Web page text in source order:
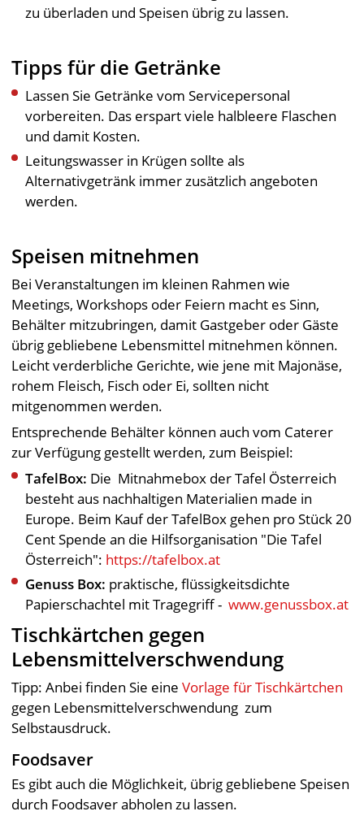
zu überladen und Speisen übrig zu lassen.
Tipps für die Getränke
Lassen Sie Getränke vom Servicepersonal
vorbereiten. Das erspart viele halbleere Flaschen
und damit Kosten.
Leitungswasser in Krügen sollte als
Alternativgetränk immer zusätzlich angeboten
werden.
Speisen mitnehmen
Bei Veranstaltungen im kleinen Rahmen wie
Meetings, Workshops oder Feiern macht es Sinn,
Behälter mitzubringen, damit Gastgeber oder Gäste
übrig gebliebene Lebensmittel mitnehmen können.
Leicht verderbliche Gerichte, wie jene mit Majonäse,
rohem Fleisch, Fisch oder Ei, sollten nicht
mitgenommen werden.
Entsprechende Behälter können auch vom Caterer
zur Verfügung gestellt werden, zum Beispiel:
TafelBox: Die Mitnahmebox der Tafel Österreich
besteht aus nachhaltigen Materialien made in
Europe. Beim Kauf der TafelBox gehen pro Stück 20
Cent Spende an die Hilfsorganisation "Die Tafel
Österreich": https://tafelbox.at
Genuss Box: praktische, flüssigkeitsdichte
Papierschachtel mit Tragegriff -www.genussbox.at
Tischkärtchen gegen
Lebensmittelverschwendung
Tipp: Anbei finden Sie eineVorlage für Tischkärtchen
gegen Lebensmittelverschwendung zum
Selbstausdruck.
Foodsaver
Es gibt auch die Möglichkeit, übrig gebliebene Speisen
durch Foodsaver abholen zu lassen.